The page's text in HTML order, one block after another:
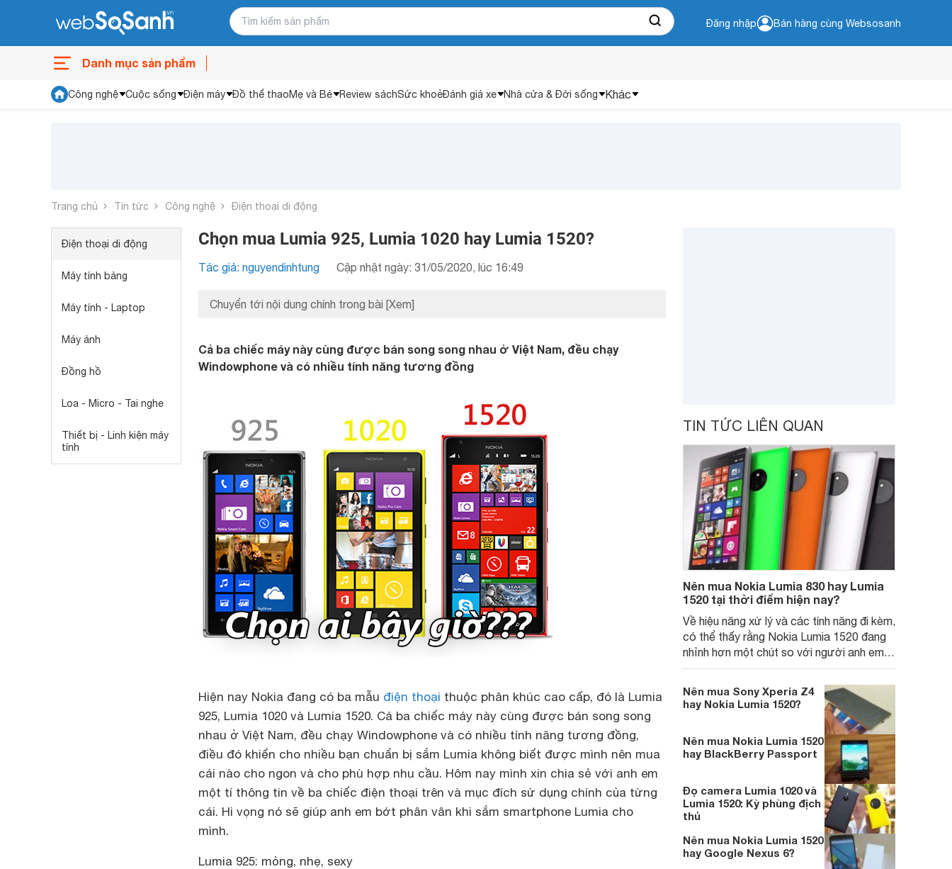
Đăng nhập Bán hàng cùng Websosanh
Danh mục sản phẩm
Công nghệ Cuộc sống Điện máy Đồ thể thaoMẹ và Bé Review sáchSức khoẻĐánh giá xe Nhà cửa & Đời sống Khác
Trang chủ Tin tức Công nghệ Điện thoại di động
Điện thoại di động
Máy tính bảng
Máy tính - Laptop
Máy ảnh
Đồng hồ
Loa - Micro - Tai nghe
Thiết bị - Linh kiện máy
tính
Chọn mua Lumia 925, Lumia 1020 hay Lumia 1520?
Tác giả: nguyendinhtung Cập nhật ngày: 31/05/2020, lúc 16:49
Chuyển tới nội dung chính trong bài [Xem]
Cả ba chiếc máy này cùng được bán song song nhau ở Việt Nam, đều chạy
Windowphone và có nhiều tính năng tương đồng
Hiện nay Nokia đang có ba mẫu điện thoại thuộc phân khúc cao cấp, đó là Lumia
925, Lumia 1020 và Lumia 1520. Cả ba chiếc máy này cùng được bán song song
nhau ở Việt Nam, đều chạy Windowphone và có nhiều tính năng tương đồng,
điều đó khiến cho nhiều bạn chuẩn bị sắm Lumia không biết được mình nên mua
cái nào cho ngon và cho phù hợp nhu cầu. Hôm nay mình xin chia sẻ với anh em
một tí thông tin về ba chiếc điện thoại trên và mục đích sử dụng chính của từng
cái. Hi vọng nó sẽ giúp anh em bớt phân vân khi sắm smartphone Lumia cho
mình.
Lumia 925: mỏng, nhẹ, sexy
TIN TỨC LIÊN QUAN
Nên mua Nokia Lumia 830 hay Lumia
1520 tại thời điểm hiện nay?
Về hiệu năng xử lý và các tính năng đi kèm,
có thể thấy rằng Nokia Lumia 1520 đang
nhỉnh hơn một chút so với người anh em
của mình. Cả hai thiết bị cũng sẽ đồng thời
được nâng cấp lên phiên bản WP mới nhất
là WIndows 10 trong thời gian tới
Nên mua Sony Xperia Z4
hay Nokia Lumia 1520?
Nên mua Nokia Lumia 1520
hay BlackBerry Passport
Đọ camera Lumia 1020 và
Lumia 1520: Kỳ phùng địch
thủ
Nên mua Nokia Lumia 1520
hay Google Nexus 6?